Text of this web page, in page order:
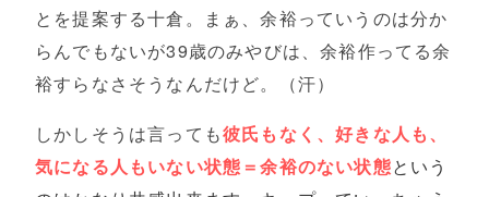
とを提案する十倉。まぁ、余裕っていうのは分か
らんでもないが39歳のみやびは、余裕作ってる余
裕すらなさそうなんだけど。（汗）
しかしそうは言っても彼氏もなく、好きな人も、
気になる人もいない状態＝余裕のない状態という